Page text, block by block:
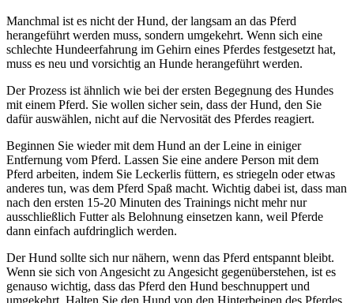
Manchmal ist es nicht der Hund, der langsam an das Pferd
herangeführt werden muss, sondern umgekehrt. Wenn sich eine
schlechte Hundeerfahrung im Gehirn eines Pferdes festgesetzt hat,
muss es neu und vorsichtig an Hunde herangeführt werden.
Der Prozess ist ähnlich wie bei der ersten Begegnung des Hundes
mit einem Pferd. Sie wollen sicher sein, dass der Hund, den Sie
dafür auswählen, nicht auf die Nervosität des Pferdes reagiert.
Beginnen Sie wieder mit dem Hund an der Leine in einiger
Entfernung vom Pferd. Lassen Sie eine andere Person mit dem
Pferd arbeiten, indem Sie Leckerlis füttern, es striegeln oder etwas
anderes tun, was dem Pferd Spaß macht. Wichtig dabei ist, dass man
nach den ersten 15-20 Minuten des Trainings nicht mehr nur
ausschließlich Futter als Belohnung einsetzen kann, weil Pferde
dann einfach aufdringlich werden.
Der Hund sollte sich nur nähern, wenn das Pferd entspannt bleibt.
Wenn sie sich von Angesicht zu Angesicht gegenüberstehen, ist es
genauso wichtig, dass das Pferd den Hund beschnuppert und